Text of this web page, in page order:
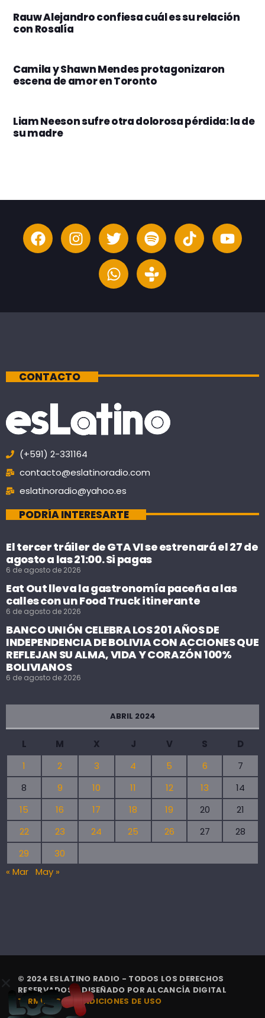
Rauw Alejandro confiesa cuál es su relación
con Rosalía
Camila y Shawn Mendes protagonizaron
escena de amor en Toronto
Liam Neeson sufre otra dolorosa pérdida: la de
su madre
CONTACTO
(+591) 2-331164
contacto@eslatinoradio.com
eslatinoradio@yahoo.es
PODRÍA INTERESARTE
El tercer tráiler de GTA VI se estrenará el 27 de
agosto a las 21:00. Si pagas
6 de agosto de 2026
Eat Out lleva la gastronomía paceña a las
calles con un Food Truck itinerante
6 de agosto de 2026
BANCO UNIÓN CELEBRA LOS 201 AÑOS DE
INDEPENDENCIA DE BOLIVIA CON ACCIONES QUE
REFLEJAN SU ALMA, VIDA Y CORAZÓN 100%
BOLIVIANOS
6 de agosto de 2026
ABRIL 2024
L M X J V S
D
1
2 3 4 5 6
7
8
9 10 11 12 13
14
15
16 17 18 19 20
21
22
23 24 25 26 27
28
29
30
« Mar May »
© 2024 ESLATINO RADIO - TODOS LOS DERECHOS
RESERVADOS. | DISEÑADO PORALCANCÍA DIGITAL
TÉRMINOS Y CONDICIONES DE USO